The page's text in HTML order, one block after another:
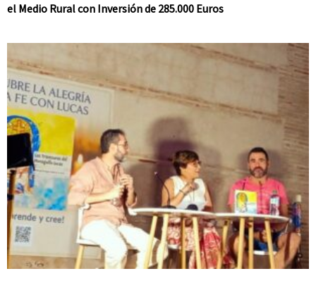
el Medio Rural con Inversión de 285.000 Euros